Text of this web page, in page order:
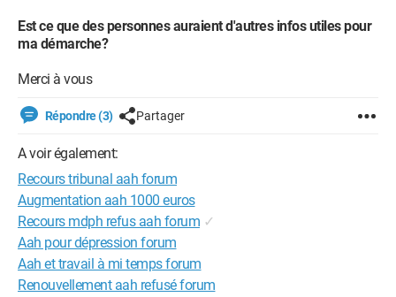
Est ce que des personnes auraient d'autres infos utiles pour
ma démarche?
Merci à vous
Répondre (3) Partager
A voir également:
Recours tribunal aah forum
Augmentation aah 1000 euros
Recours mdph refus aah forum ✓
Aah pour dépression forum
Aah et travail à mi temps forum
Renouvellement aah refusé forum